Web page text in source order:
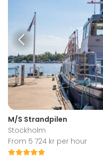
M/S Strandpilen
Stockholm
From 5 724 kr per hour